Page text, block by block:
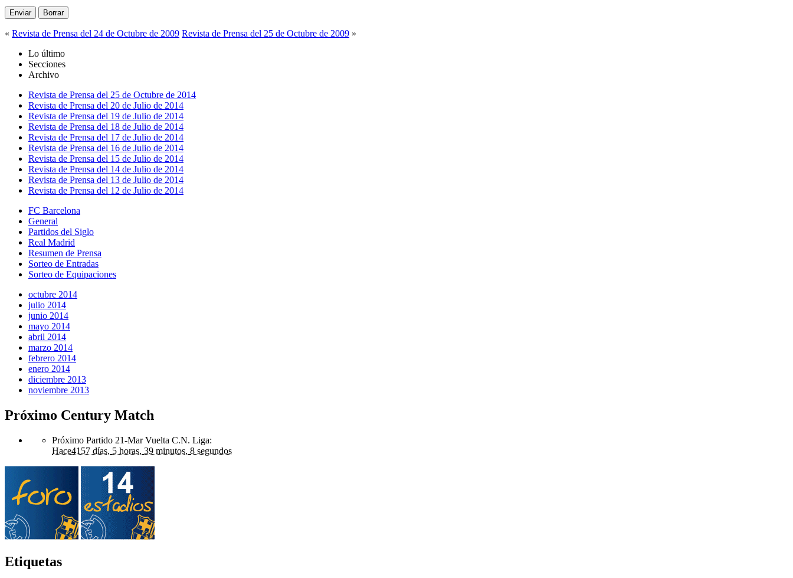
« Revista de Prensa del 24 de Octubre de 2009 Revista de Prensa del 25 de Octubre de 2009 »
Lo último
Secciones
Archivo
Revista de Prensa del 25 de Octubre de 2014
Revista de Prensa del 20 de Julio de 2014
Revista de Prensa del 19 de Julio de 2014
Revista de Prensa del 18 de Julio de 2014
Revista de Prensa del 17 de Julio de 2014
Revista de Prensa del 16 de Julio de 2014
Revista de Prensa del 15 de Julio de 2014
Revista de Prensa del 14 de Julio de 2014
Revista de Prensa del 13 de Julio de 2014
Revista de Prensa del 12 de Julio de 2014
FC Barcelona
General
Partidos del Siglo
Real Madrid
Resumen de Prensa
Sorteo de Entradas
Sorteo de Equipaciones
octubre 2014
julio 2014
junio 2014
mayo 2014
abril 2014
marzo 2014
febrero 2014
enero 2014
diciembre 2013
noviembre 2013
Próximo Century Match
Próximo Partido 21-Mar Vuelta C.N. Liga:
Hace4157 días, 5 horas, 39 minutos, 8 segundos
Etiquetas